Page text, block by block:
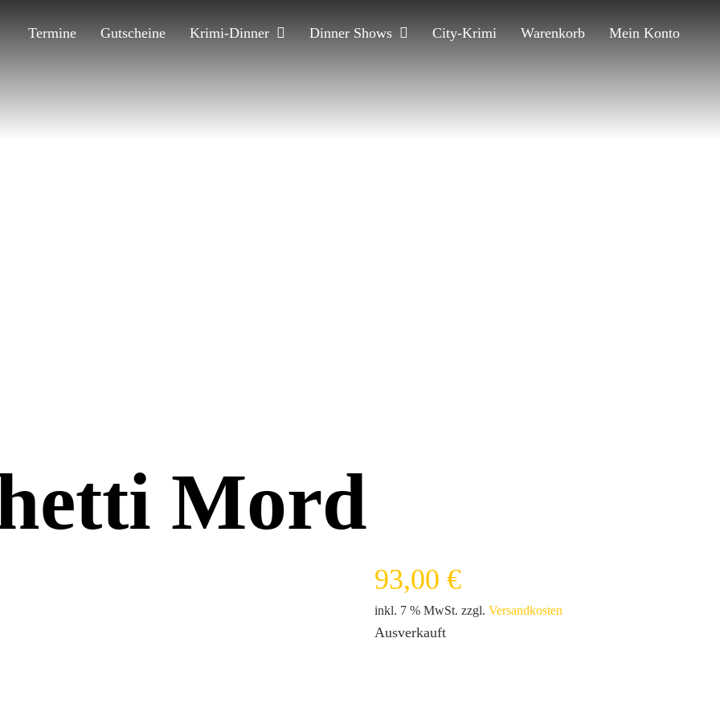
Termine Gutscheine Krimi-Dinner Dinner Shows City-Krimi Warenkorb Mein Konto
Mord
93,00 €
inkl. 7 % MwSt. zzgl. Versandkosten
Ausverkauft